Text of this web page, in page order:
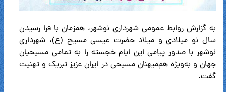
به گزارش روابط عمومی شهرداری نوشهر، همزمان با فرا رسیدن
سال نو میلادی و میلاد حضرت عیسی مسیح (ع)، شهرداری
نوشهر با صدور پیامی این ایام خجسته را به تمامی مسیحیان
جهان و به‌ویژه هم‌میهنان مسیحی در ایران عزیز تبریک و تهنیت
گفت.